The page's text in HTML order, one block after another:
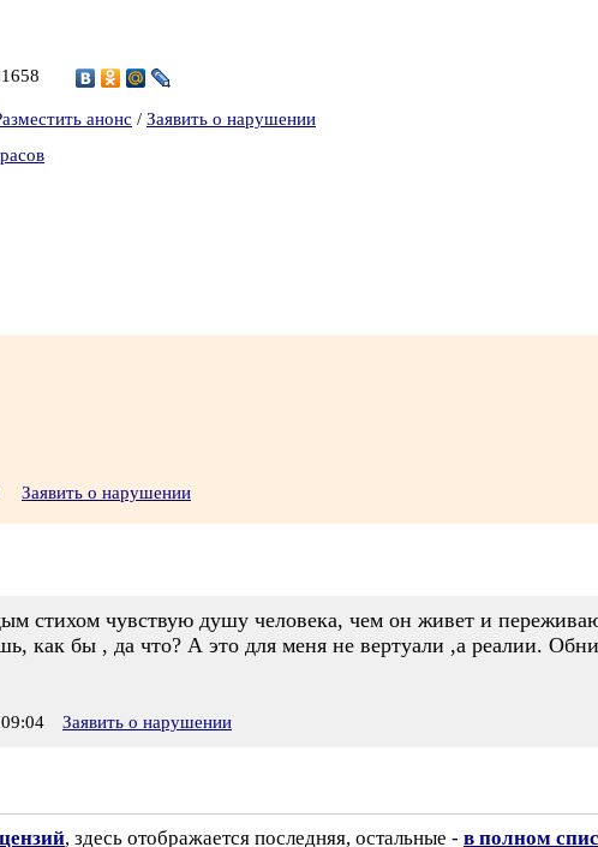
анонс / Заявить о нарушении
Заявить о нарушении
стихом чувствую душу человека, чем он живет и
как бы , да что? А это для меня не вертуали ,а реалии.
Заявить о нарушении
, здесь отображается последняя, остальные - в полном